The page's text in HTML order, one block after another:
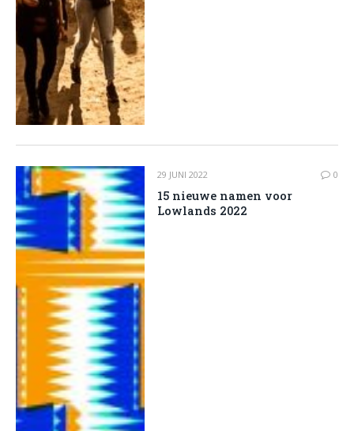
29 JUNI 2022 0
15 nieuwe namen voor
Lowlands 2022